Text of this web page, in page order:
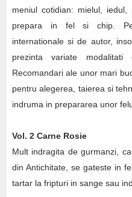
meniul cotidian: mielul,
prepara in fel si chip.
internationale si de autor,
prezinta variate
Recomandari ale unor mari
pentru alegerea, taierea si
indruma in prepararea unor
Vol. 2 Carne Rosie
Mult indragita de gurmanzi,
din Antichitate, se gateste in
tartar la fripturi in sange sau